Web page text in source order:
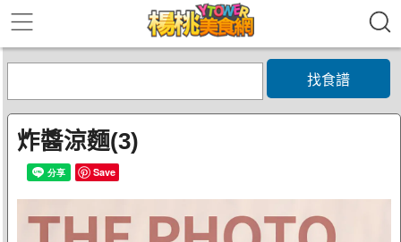
找食譜
炸醬涼麵(3)
Save